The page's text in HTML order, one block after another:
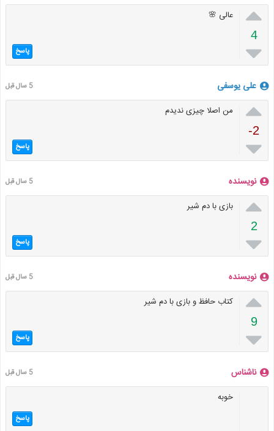

4

عالی 🌸
پاسخ
علی یوسفی 5 سال قبل

-2

من اصلا چیزی ندیدم
پاسخ
نویسنده 5 سال قبل

2

بازی با دم شیر
پاسخ
نویسنده 5 سال قبل

9

کتاب حافظ و بازی با دم شیر
پاسخ
ناشناس 5 سال قبل
خوبه
پاسخ